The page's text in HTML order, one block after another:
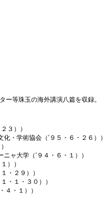
等珠玉の海外講演八篇を収録。
３））
・学術協会（’９５・６・２６））
ャ大学（’９４・６・１））
））
・２９））
・１・３０））
４・１））